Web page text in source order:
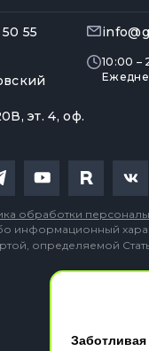
55
эт. 4, оф.
10:00 –
информационный
определяемой
обработки